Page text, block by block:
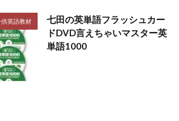
供英語教材
七田の英単語フラッシュカー
ドDVD言えちゃいマスター英
単語1000